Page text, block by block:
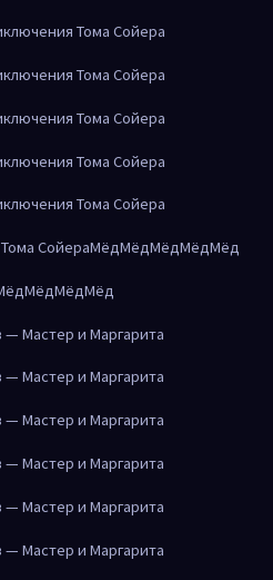
Тома Сойера
Тома Сойера
Тома Сойера
Тома Сойера
Тома Сойера
СойераМёдМёдМёдМёдМёд
МёдМёдМёд
— Мастер и Маргарита
— Мастер и Маргарита
— Мастер и Маргарита
— Мастер и Маргарита
— Мастер и Маргарита
— Мастер и Маргарита